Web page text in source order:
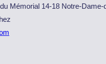
Mémorial 14-18 Notre-